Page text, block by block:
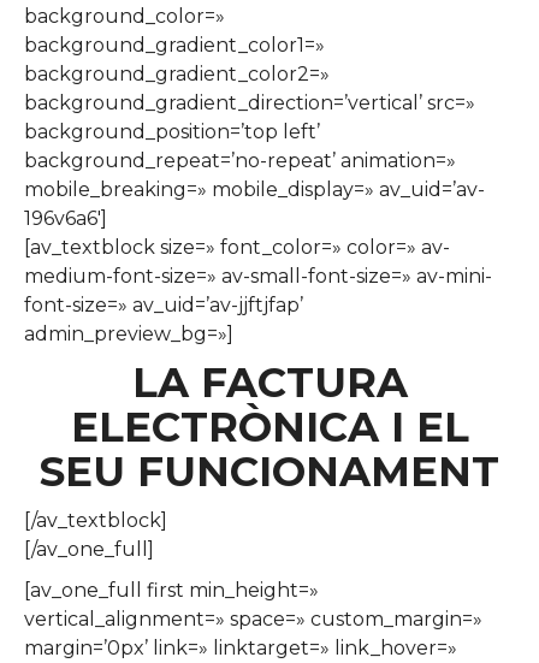
background_color=»
background_gradient_color1=»
background_gradient_color2=»
background_gradient_direction=’vertical’ src=»
background_position=’top left’
background_repeat=’no-repeat’ animation=»
mobile_breaking=» mobile_display=» av_uid=’av-
196v6a6′]
[av_textblock size=» font_color=» color=» av-
medium-font-size=» av-small-font-size=» av-mini-
font-size=» av_uid=’av-jjftjfap’
admin_preview_bg=»]
LA FACTURA
ELECTRÒNICA I EL
SEU FUNCIONAMENT
[/av_textblock]
[/av_one_full]
[av_one_full first min_height=»
vertical_alignment=» space=» custom_margin=»
margin=’0px’ link=» linktarget=» link_hover=»